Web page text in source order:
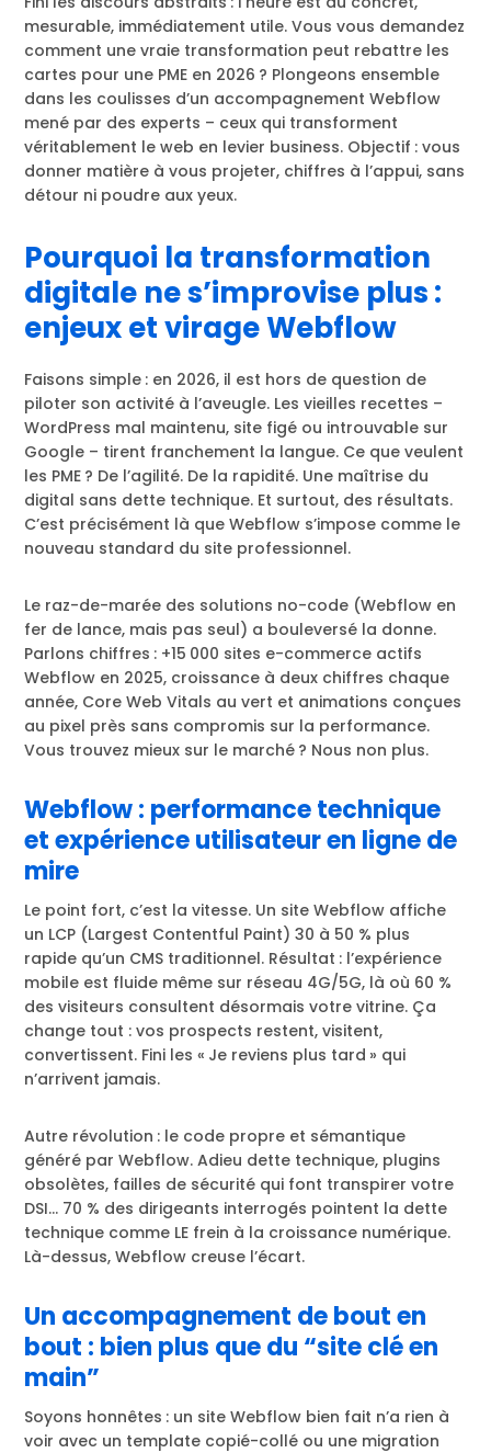
mesurable, immédiatement utile. Vous vous demandez
comment une vraie transformation peut rebattre les
cartes pour une PME en 2026 ? Plongeons ensemble
dans les coulisses d’un accompagnement Webflow
mené par des experts – ceux qui transforment
véritablement le web en levier business. Objectif : vous
donner matière à vous projeter, chiffres à l’appui, sans
détour ni poudre aux yeux.
Pourquoi la transformation
digitale ne s’improvise plus :
enjeux et virage Webflow
Faisons simple : en 2026, il est hors de question de
piloter son activité à l’aveugle. Les vieilles recettes –
WordPress mal maintenu, site figé ou introuvable sur
Google – tirent franchement la langue. Ce que veulent
les PME ? De l’agilité. De la rapidité. Une maîtrise du
digital sans dette technique. Et surtout, des résultats.
C’est précisément là que Webflow s’impose comme le
nouveau standard du site professionnel.
Le raz-de-marée des solutions no-code (Webflow en
fer de lance, mais pas seul) a bouleversé la donne.
Parlons chiffres : +15 000 sites e-commerce actifs
Webflow en 2025, croissance à deux chiffres chaque
année, Core Web Vitals au vert et animations conçues
au pixel près sans compromis sur la performance.
Vous trouvez mieux sur le marché ? Nous non plus.
Webflow : performance technique
et expérience utilisateur en ligne de
mire
Le point fort, c’est la vitesse. Un site Webflow affiche
un LCP (Largest Contentful Paint) 30 à 50 % plus
rapide qu’un CMS traditionnel. Résultat : l’expérience
mobile est fluide même sur réseau 4G/5G, là où 60 %
des visiteurs consultent désormais votre vitrine. Ça
change tout : vos prospects restent, visitent,
convertissent. Fini les « Je reviens plus tard » qui
n’arrivent jamais.
Autre révolution : le code propre et sémantique
généré par Webflow. Adieu dette technique, plugins
obsolètes, failles de sécurité qui font transpirer votre
DSI… 70 % des dirigeants interrogés pointent la dette
technique comme LE frein à la croissance numérique.
Là-dessus, Webflow creuse l’écart.
Un accompagnement de bout en
bout : bien plus que du “site clé en
main”
Soyons honnêtes : un site Webflow bien fait n’a rien à
voir avec un template copié-collé ou une migration